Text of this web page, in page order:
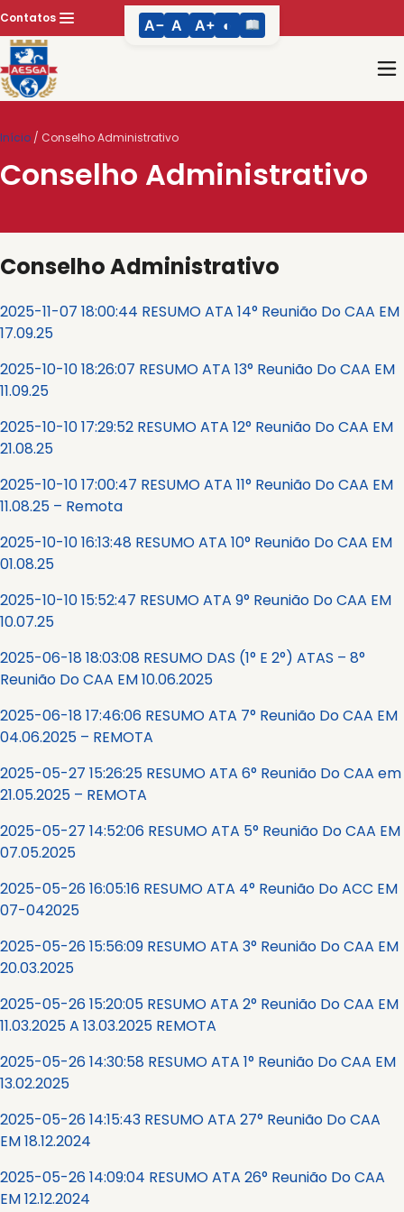
Pular
para
conteúdo
Contatos A− A A+ ◐
Início / Conselho Administrativo
Conselho Administrativo
Conselho Administrativo
2025-11-07 18:00:44 RESUMO ATA 14° Reunião Do CAA EM
17.09.25
2025-10-10 18:26:07 RESUMO ATA 13° Reunião Do CAA EM
11.09.25
2025-10-10 17:29:52 RESUMO ATA 12° Reunião Do CAA EM
21.08.25
2025-10-10 17:00:47 RESUMO ATA 11° Reunião Do CAA EM
11.08.25 – Remota
2025-10-10 16:13:48 RESUMO ATA 10° Reunião Do CAA EM
01.08.25
2025-10-10 15:52:47 RESUMO ATA 9° Reunião Do CAA EM
10.07.25
2025-06-18 18:03:08 RESUMO DAS (1° E 2°) ATAS – 8°
Reunião Do CAA EM 10.06.2025
2025-06-18 17:46:06 RESUMO ATA 7° Reunião Do CAA EM
04.06.2025 – REMOTA
2025-05-27 15:26:25 RESUMO ATA 6° Reunião Do CAA em
21.05.2025 – REMOTA
2025-05-27 14:52:06 RESUMO ATA 5° Reunião Do CAA EM
07.05.2025
2025-05-26 16:05:16 RESUMO ATA 4° Reunião Do ACC EM
07-042025
2025-05-26 15:56:09 RESUMO ATA 3° Reunião Do CAA EM
20.03.2025
2025-05-26 15:20:05 RESUMO ATA 2° Reunião Do CAA EM
11.03.2025 A 13.03.2025 REMOTA
2025-05-26 14:30:58 RESUMO ATA 1° Reunião Do CAA EM
13.02.2025
2025-05-26 14:15:43 RESUMO ATA 27° Reunião Do CAA
EM 18.12.2024
2025-05-26 14:09:04 RESUMO ATA 26° Reunião Do CAA
EM 12.12.2024